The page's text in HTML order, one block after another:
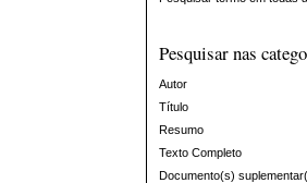
Pesquisar nas
Autor
Título
Resumo
Texto Completo
Documento(s)